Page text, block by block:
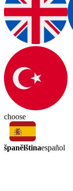
choose
španělštinaespañol